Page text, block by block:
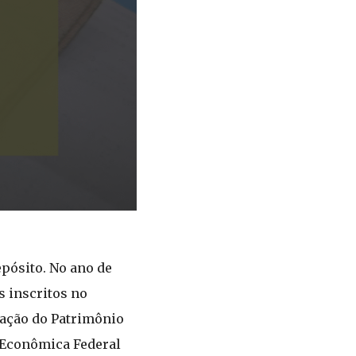
No ano de
inscritos no
do Patrimônio
Federal